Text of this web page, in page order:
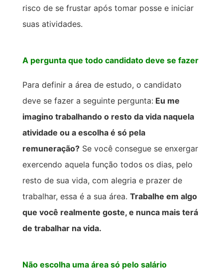
risco de se frustar após tomar posse e iniciar
suas atividades.
A pergunta que todo candidato deve se fazer
Para definir a área de estudo, o candidato
deve se fazer a seguinte pergunta: Eu me
imagino trabalhando o resto da vida naquela
atividade ou a escolha é só pela
remuneração?Se você consegue se enxergar
exercendo aquela função todos os dias, pelo
resto de sua vida, com alegria e prazer de
trabalhar, essa é a sua área. Trabalhe em algo
que você realmente goste, e nunca mais terá
de trabalhar na vida.
Não escolha uma área só pelo salário